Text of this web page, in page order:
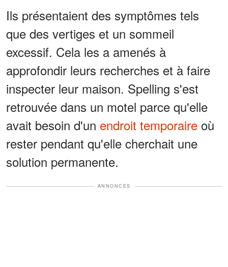
Ils présentaient des symptômes tels
que des vertiges et un sommeil
excessif. Cela les a amenés à
approfondir leurs recherches et à faire
inspecter leur maison. Spelling s'est
retrouvée dans un motel parce qu'elle
avait besoin d'un endroit temporaire où
rester pendant qu'elle cherchait une
solution permanente.
ANNONCES